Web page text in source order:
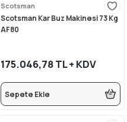
Scotsman
Scotsman Kar Buz Makinesi 73 Kg
AF80
175.046,78 TL + KDV
Sepete Ekle